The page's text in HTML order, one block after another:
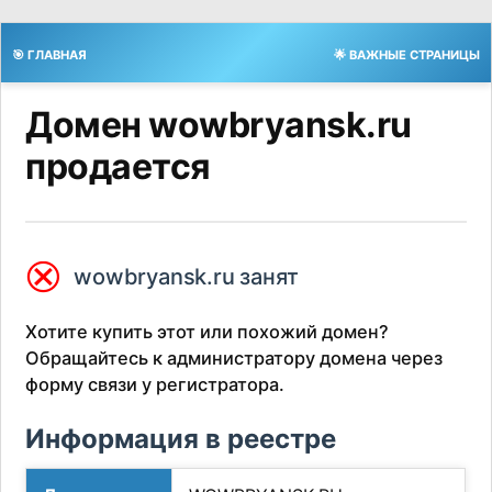
🎯 ГЛАВНАЯ 🌟 ВАЖНЫЕ СТРАНИЦЫ
Домен wowbryansk.ru
продается
⮿ wowbryansk.ru занят
Хотите купить этот или похожий домен?
Обращайтесь к администратору домена через
форму связи у регистратора.
Информация в реестре